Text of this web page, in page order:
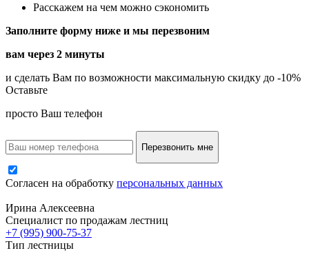
Расскажем на чем можно сэкономить
Заполните форму ниже и мы перезвоним
вам через 2 минуты
и сделать Вам по возможности максимальную скидку до -10%
Оставьте
просто Ваш телефон
Перезвонить мне
Согласен на обработку персональных данных
Ирина Алексеевна
Специалист по продажам лестниц
+7 (995) 900-75-37
Тип лестницы